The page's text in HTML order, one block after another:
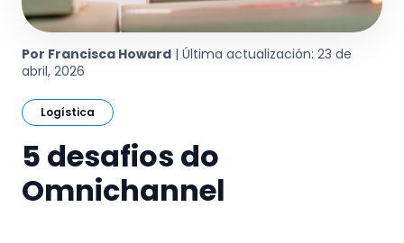
Por Francisca Howard | Última actualización: 23 de
abril, 2026
Logística
5 desafios do
Omnichannel